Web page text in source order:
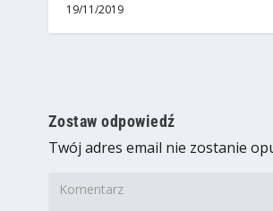
19/11/2019
Zostaw odpowiedź
Twój adres email nie zostanie